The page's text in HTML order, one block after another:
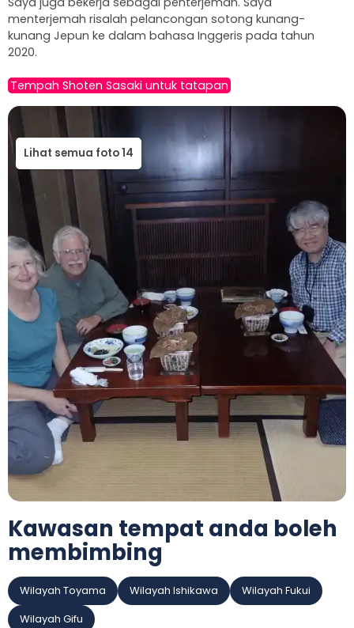
menterjemah risalah pelancongan sotong kunang-
kunang Jepun ke dalam bahasa Inggeris pada tahun
2020.
Tempah Shoten Sasaki untuk tatapan
Lihat semua foto 14
Kawasan tempat anda boleh
membimbing
Wilayah Toyama Wilayah Ishikawa
Wilayah Fukui
Wilayah Gifu